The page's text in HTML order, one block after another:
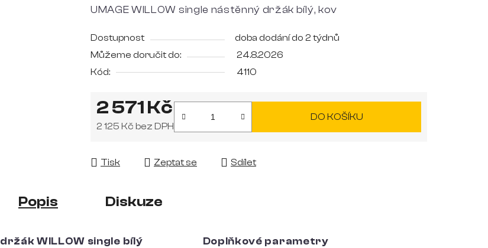
je
z
5
hvězdiček.
UMAGE WILLOW single nástěnný držák bílý, kov
Dostupnost
doba dodání do 2 týdnů
Můžeme doručit do:
24.8.2026
Kód:
4110
2 571 Kč
2 125 Kč bez DPH
DO KOŠÍKU
Tisk Zeptat se Sdílet
Popis Diskuze
držák WILLOW single bílý
Doplňkové parametry